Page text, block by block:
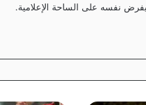
نفسه على الساحة الإعلامية.